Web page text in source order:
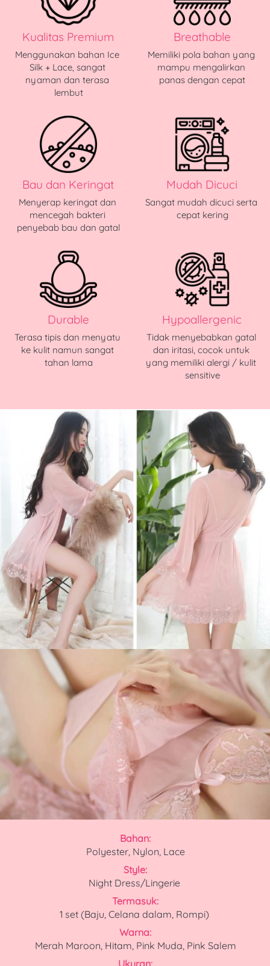
Kualitas Premium
Menggunakan bahan Ice
Silk + Lace, sangat
nyaman dan terasa
lembut
Breathable
Memiliki pola bahan yang
mampu mengalirkan
panas dengan cepat
Bau dan Keringat
Menyerap keringat dan
mencegah bakteri
penyebab bau dan gatal
Mudah Dicuci
Sangat mudah dicuci serta
cepat kering
Durable
Terasa tipis dan menyatu
ke kulit namun sangat
tahan lama
Hypoallergenic
Tidak menyebabkan gatal
dan iritasi, cocok untuk
yang memiliki alergi / kulit
sensitive
Bahan:
Polyester, Nylon, Lace
Style:
Night Dress/Lingerie
Termasuk:
1 set (Baju, Celana dalam, Rompi)
Warna:
Merah Maroon, Hitam, Pink Muda, Pink Salem